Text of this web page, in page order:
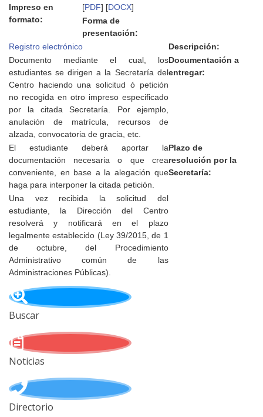
Impreso en
formato:
[PDF] [DOCX]
Forma de
presentación:
Registro electrónico
Descripción:
Documento mediante el cual, los
estudiantes se dirigen a la Secretaría del
Centro haciendo una solicitud ó petición
no recogida en otro impreso especificado
por la citada Secretaría. Por ejemplo,
anulación de matrícula, recursos de
alzada, convocatoria de gracia, etc.
Documentación a
entregar:
El estudiante deberá aportar la
documentación necesaria o que crea
conveniente, en base a la alegación que
haga para interponer la citada petición.
Plazo de
resolución por la
Secretaría:
Una vez recibida la solicitud del
estudiante, la Dirección del Centro
resolverá y notificará en el plazo
legalmente establecido (Ley 39/2015, de 1
de octubre, del Procedimiento
Administrativo común de las
Administraciones Públicas).
Buscar
Noticias
Directorio